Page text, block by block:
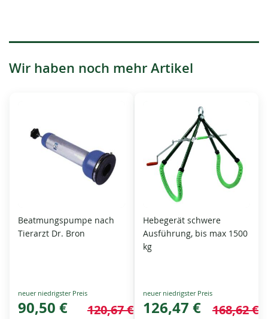
Wir haben noch mehr Artikel
Beatmungspumpe nach
Tierarzt Dr. Bron
Special
Price
90,50 € 120,67 €
Hebegerät schwere
Ausführung, bis max 1500
kg
Special
Price
126,47 € 168,62 €